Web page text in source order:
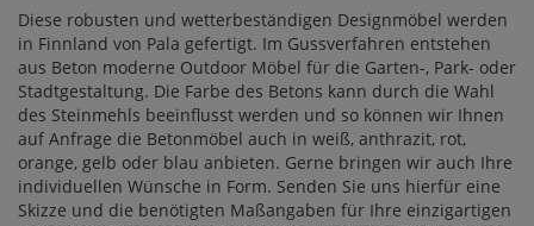
Diese robusten und wetterbeständigen Designmöbel werden
in Finnland von Pala gefertigt. Im Gussverfahren entstehen
aus Beton moderne Outdoor Möbel für die Garten-, Park- oder
Stadtgestaltung. Die Farbe des Betons kann durch die Wahl
des Steinmehls beeinflusst werden und so können wir Ihnen
auf Anfrage die Betonmöbel auch in weiß, anthrazit, rot,
orange, gelb oder blau anbieten. Gerne bringen wir auch Ihre
individuellen Wünsche in Form. Senden Sie uns hierfür eine
Skizze und die benötigten Maßangaben für Ihre einzigartigen